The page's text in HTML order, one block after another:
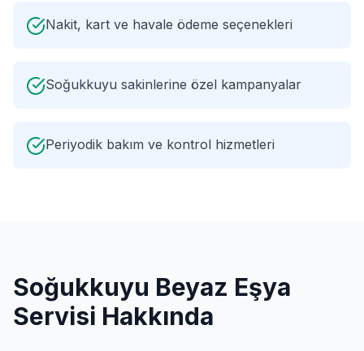
Nakit, kart ve havale ödeme seçenekleri
Soğukkuyu sakinlerine özel kampanyalar
Periyodik bakım ve kontrol hizmetleri
Soğukkuyu Beyaz Eşya
Servisi Hakkında